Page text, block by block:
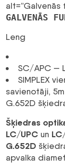
alt=”Galvenās
GALVENĀS
Leng
SC/APC —
SIMPLEX
savienotāji,
G.652D
Šķiedras
LC/UPC un
G.652D
apvalka